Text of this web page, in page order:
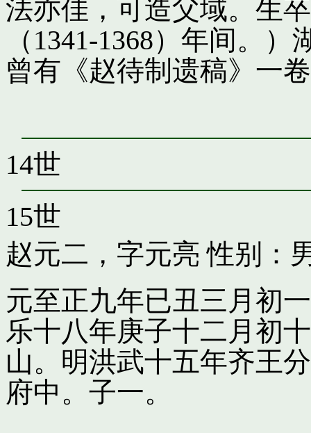
法亦佳，可造父域。生
（1341-1368）年间。
曾有《赵待制遗稿》一
14世
15世
赵元二，字元亮 性别：
元至正九年已丑三月初
乐十八年庚子十二月初
山。明洪武十五年齐王
府中。子一。